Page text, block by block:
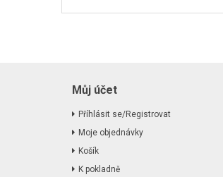
Můj účet
Příhlásit se/Registrovat
Moje objednávky
Košík
K pokladně